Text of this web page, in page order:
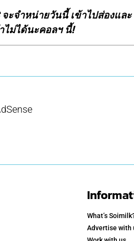
ะจำหน่ายวันนี้ เข้าไปส่องแล
ม่ได้นะคอลฯ นี้!
What’s
Advertise with